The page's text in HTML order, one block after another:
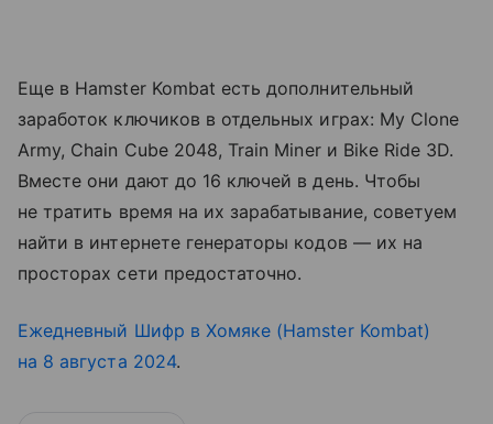
Еще в Hamster Kombat есть дополнительный
заработок ключиков в отдельных играх: My Clone
Army, Chain Cube 2048, Train Miner и Bike Ride 3D.
Вместе они дают до 16 ключей в день. Чтобы
не тратить время на их зарабатывание, советуем
найти в интернете генераторы кодов — их на
просторах сети предостаточно.
Ежедневный Шифр в Хомяке (Hamster Kombat)
на 8 августа 2024.